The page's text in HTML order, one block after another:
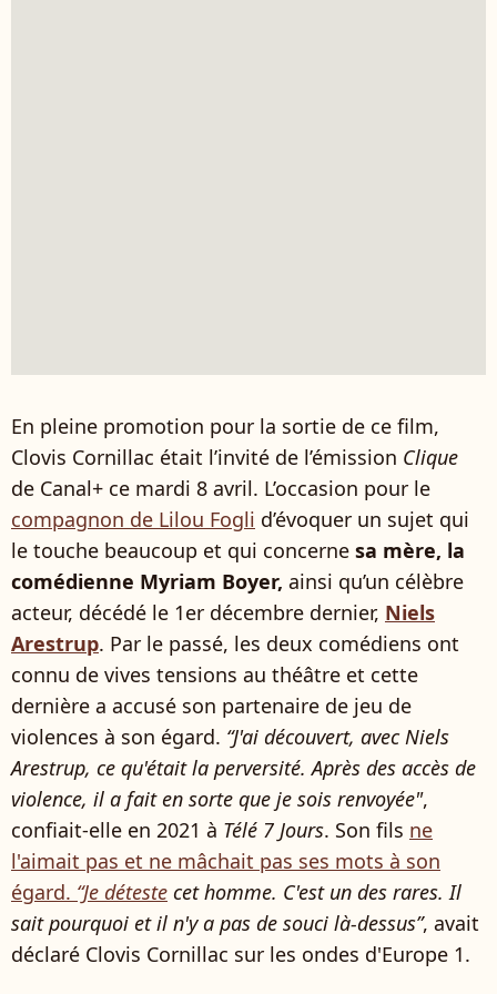
En pleine promotion pour la sortie de ce film,
Clovis Cornillac était l’invité de l’émission Clique
de Canal+ ce mardi 8 avril. L’occasion pour le
compagnon de Lilou Fogli d’évoquer un sujet qui
le touche beaucoup et qui concerne sa mère, la
comédienne Myriam Boyer, ainsi qu’un célèbre
acteur, décédé le 1er décembre dernier, Niels
Arestrup. Par le passé, les deux comédiens ont
connu de vives tensions au théâtre et cette
dernière a accusé son partenaire de jeu de
violences à son égard. “​​J'ai découvert, avec Niels
Arestrup, ce qu'était la perversité. Après des accès de
violence, il a fait en sorte que je sois renvoyée",
confiait-elle en 2021 à Télé 7 Jours. Son fils ne
l'aimait pas et ne mâchait pas ses mots à son
égard. “Je déteste cet homme. C'est un des rares. Il
sait pourquoi et il n'y a pas de souci là-dessus”, avait
déclaré Clovis Cornillac sur les ondes d'Europe 1.